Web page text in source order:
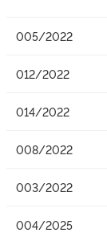
005/2022
012/2022
014/2022
008/2022
003/2022
004/2025